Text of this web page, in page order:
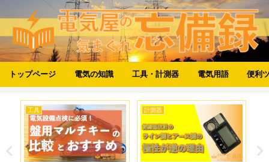
トップページ 電気の知識 工具・計測器 電気用語 便利
工具 計測器